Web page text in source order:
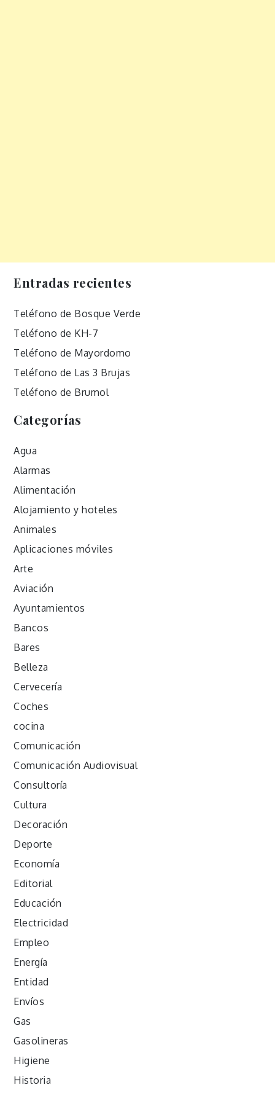
Entradas recientes
Teléfono de Bosque Verde
Teléfono de KH-7
Teléfono de Mayordomo
Teléfono de Las 3 Brujas
Teléfono de Brumol
Categorías
Agua
Alarmas
Alimentación
Alojamiento y hoteles
Animales
Aplicaciones móviles
Arte
Aviación
Ayuntamientos
Bancos
Bares
Belleza
Cervecería
Coches
cocina
Comunicación
Comunicación Audiovisual
Consultoría
Cultura
Decoración
Deporte
Economía
Editorial
Educación
Electricidad
Empleo
Energía
Entidad
Envíos
Gas
Gasolineras
Higiene
Historia